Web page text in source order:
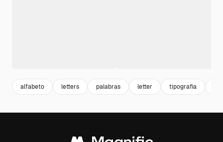
alfabeto letters palabras letter tipografia